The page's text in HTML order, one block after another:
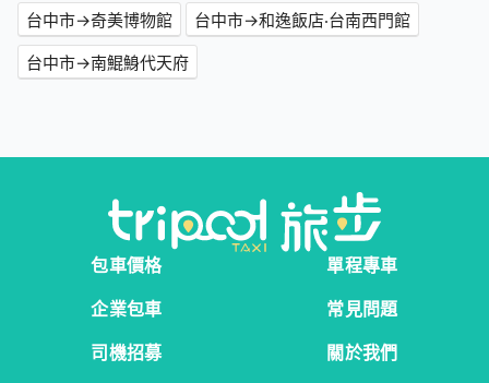
台中市→奇美博物館
台中市→和逸飯店‧台南西門館
台中市→南鯤鯓代天府
包車價格
單程專車
企業包車
常見問題
司機招募
關於我們